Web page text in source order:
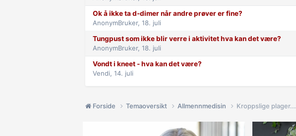
Ok å ikke ta d-dimer når andre prøver er fine?
AnonymBruker, 18. juli
Tungpust som ikke blir verre i aktivitet hva kan det være?
AnonymBruker, 18. juli
Vondt i kneet - hva kan det være?
Vendi, 14. juli
Forside Temaoversikt Allmennmedisin Kroppslige plager...